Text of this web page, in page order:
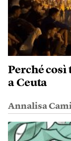
Perché
a Ceuta
Annalisa